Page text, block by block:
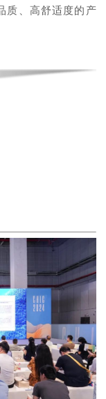
质、高舒适度的产